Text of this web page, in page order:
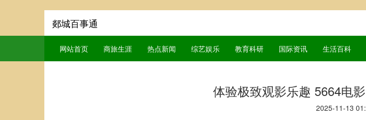
郯城百事通
网站首页 商旅生涯 热点新闻 综艺娱乐 教育科研 国际资讯 生活百科
体验极致观影乐趣 5664电
2025-11-13